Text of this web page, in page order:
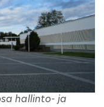
hallinto- ja